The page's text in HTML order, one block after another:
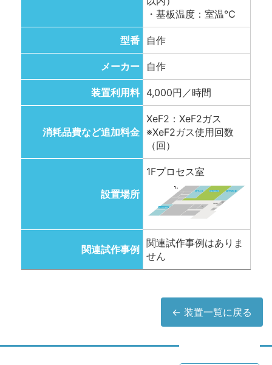
・基板温度：室温℃
型番 自作
メーカー 自作
装置利用料 4,000円／時間
消耗品費など追加料金
XeF2：XeF2ガス
※XeF2ガス使用回数
（回）
設置場所
1Fプロセス室
関連試作事例
関連試作事例はありま
せん
← 装置一覧に戻る